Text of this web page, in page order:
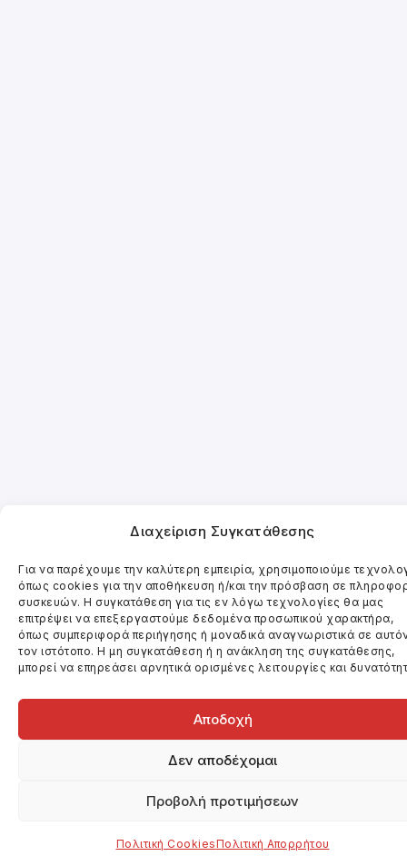
Διαχείριση Συγκατάθεσης
Για να παρέχουμε την καλύτερη εμπειρία, χρησιμοποιούμε
όπως cookies για την αποθήκευση ή/και την πρόσβαση σε
συσκευών. Η συγκατάθεση για τις εν λόγω τεχνολογίες θα μας
επιτρέψει να επεξεργαστούμε δεδομένα προσωπικού χαρακτήρα,
όπως συμπεριφορά περιήγησης ή μοναδικά αναγνωριστικά σε
τον ιστότοπο. Η μη συγκατάθεση ή η ανάκληση της συγκατάθεσης,
μπορεί να επηρεάσει αρνητικά ορισμένες λειτουργίες και
Αποδοχή
Δεν αποδέχομαι
Προβολή προτιμήσεων
Πολιτική CookiesΠολιτική Απορρήτου